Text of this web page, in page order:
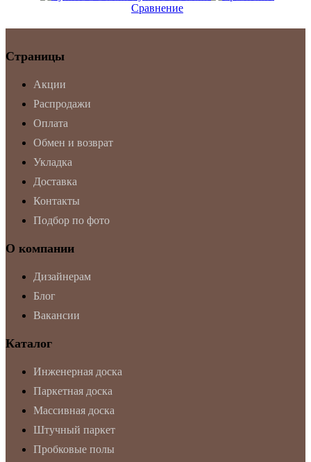
Сравнение
Страницы
Акции
Распродажи
Оплата
Обмен и возврат
Укладка
Доставка
Контакты
Подбор по фото
О компании
Дизайнерам
Блог
Вакансии
Каталог
Инженерная доска
Паркетная доска
Массивная доска
Штучный паркет
Пробковые полы